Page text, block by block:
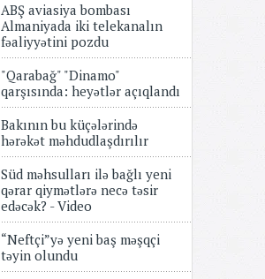
ABŞ aviasiya bombası
Almaniyada iki telekanalın
fəaliyyətini pozdu
"Qarabağ" "Dinamo"
qarşısında: heyətlər açıqlandı
Bakının bu küçələrində
hərəkət məhdudlaşdırılır
Süd məhsulları ilə bağlı yeni
qərar qiymətlərə necə təsir
edəcək? - Video
“Neftçi”yə yeni baş məşqçi
təyin olundu